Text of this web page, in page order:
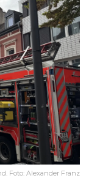
Foto: Alexander Franz